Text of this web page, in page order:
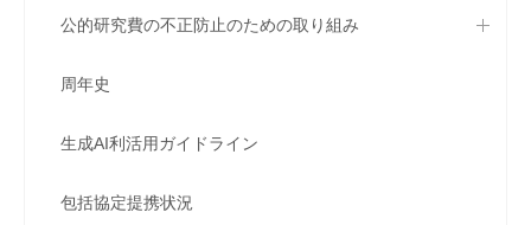
公的研究費の不正防止のための取り組み
周年史
生成AI利活用ガイドライン
包括協定提携状況